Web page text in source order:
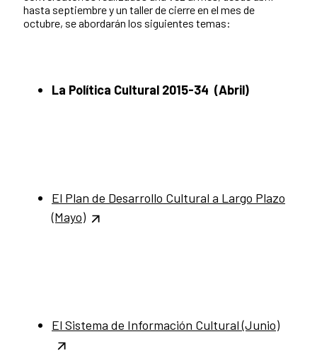
hasta septiembre y un taller de cierre en el mes de
octubre, se abordarán los siguientes temas:
La Política Cultural 2015-34 (Abril)
El Plan de Desarrollo Cultural a Largo Plazo
(Mayo)
El Sistema de Información Cultural (Junio)